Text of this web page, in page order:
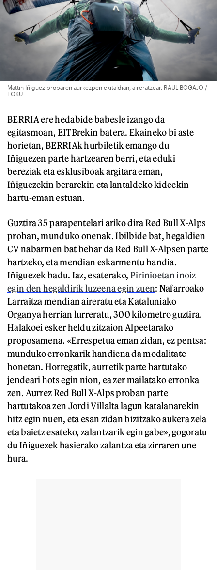
Mattin Iñiguez probaren aurkezpen ekitaldian, aireratzear. RAUL BOGAJO /
FOKU
BERRIA ere hedabide babesle izango da
egitasmoan, EITBrekin batera. Ekaineko bi aste
horietan, BERRIAk hurbiletik emango du
Iñiguezen parte hartzearen berri, eta eduki
bereziak eta esklusiboak argitara eman,
Iñiguezekin berarekin eta lantaldeko kideekin
hartu-eman estuan.
Guztira 35 parapentelari ariko dira Red Bull X-Alps
proban, munduko onenak. Ibilbide bat, hegaldien
CV nabarmen bat behar da Red Bull X-Alpsen parte
hartzeko, eta mendian eskarmentu handia.
Iñiguezek badu. Iaz, esaterako, Pirinioetan inoiz
egin den hegaldirik luzeena egin zuen: Nafarroako
Larraitza mendian aireratu eta Kataluniako
Organya herrian lurreratu, 300 kilometro guztira.
Halakoei esker heldu zitzaion Alpeetarako
proposamena. «Errespetua eman zidan, ez pentsa:
munduko erronkarik handiena da modalitate
honetan. Horregatik, aurretik parte hartutako
jendeari hots egin nion, ea zer mailatako erronka
zen. Aurrez Red Bull X-Alps proban parte
hartutakoa zen Jordi Villalta lagun katalanarekin
hitz egin nuen, eta esan zidan bizitzako aukera zela
eta baietz esateko, zalantzarik egin gabe», gogoratu
du Iñiguezek hasierako zalantza eta zirraren une
hura.